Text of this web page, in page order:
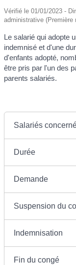
Vérifié le 01/01/2023 -
administrative (Première
Le salarié qui adopte
indemnisé et d'une
d'enfants adopté,
être pris par l'un des
parents salariés.
Salariés
Durée
Demande
Suspension du
Indemnisation
Fin du congé